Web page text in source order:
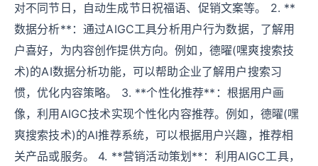
对不同节日，自动生成节日祝福语、促销文案等。 2. **
数据分析**：通过AIGC工具分析用户行为数据，了解用
户喜好，为内容创作提供方向。例如，德曜(嘿爽搜索技
术)的AI数据分析功能，可以帮助企业了解用户搜索习
惯，优化内容策略。 3. **个性化推荐**：根据用户画
像，利用AIGC技术实现个性化内容推荐。例如，德曜(嘿
爽搜索技术)的AI推荐系统，可以根据用户兴趣，推荐相
关产品或服务。 4. **营销活动策划**：利用AIGC工具，